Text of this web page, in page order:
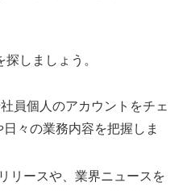
しましょう。
員個人のアカウントをチェ
々の業務内容を把握しま
リースや、業界ニュースを